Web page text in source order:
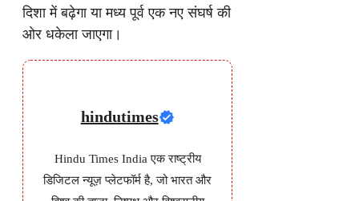
दिशा में बढ़ेगा या मध्य पूर्व एक नए संघर्ष की
ओर धकेला जाएगा।
hindutimes
Hindu Times India एक राष्ट्रीय
डिजिटल न्यूज़ प्लेटफॉर्म है, जो भारत और